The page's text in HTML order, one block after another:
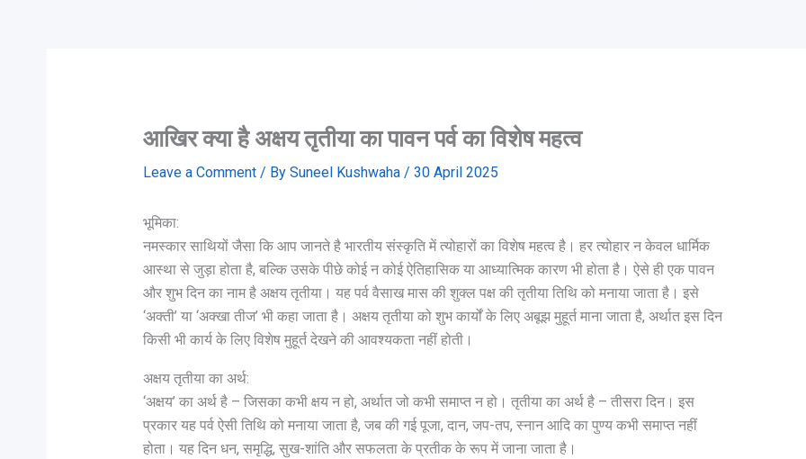
आखिर क्या है अक्षय तृतीया का पावन पर्व का विशेष महत्व
Leave a Comment / By Suneel Kushwaha / 30 April 2025
भूमिका:
नमस्कार साथियों जैसा कि आप जानते है भारतीय संस्कृति में त्योहारों का विशेष महत्व है। हर त्योहार न केवल धार्मिक
आस्था से जुड़ा होता है, बल्कि उसके पीछे कोई न कोई ऐतिहासिक या आध्यात्मिक कारण भी होता है। ऐसे ही एक पावन
और शुभ दिन का नाम है अक्षय तृतीया। यह पर्व वैसाख मास की शुक्ल पक्ष की तृतीया तिथि को मनाया जाता है। इसे
‘अक्ती’ या ‘अक्खा तीज’ भी कहा जाता है। अक्षय तृतीया को शुभ कार्यों के लिए अबूझ मुहूर्त माना जाता है, अर्थात इस दिन
किसी भी कार्य के लिए विशेष मुहूर्त देखने की आवश्यकता नहीं होती।
अक्षय तृतीया का अर्थ:
‘अक्षय’ का अर्थ है – जिसका कभी क्षय न हो, अर्थात जो कभी समाप्त न हो। तृतीया का अर्थ है – तीसरा दिन। इस
प्रकार यह पर्व ऐसी तिथि को मनाया जाता है, जब की गई पूजा, दान, जप-तप, स्नान आदि का पुण्य कभी समाप्त नहीं
होता। यह दिन धन, समृद्धि, सुख-शांति और सफलता के प्रतीक के रूप में जाना जाता है।